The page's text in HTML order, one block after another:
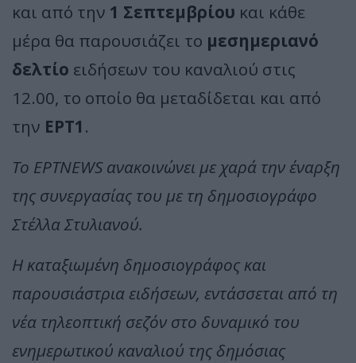
και από την 1 Σεπτεμβρίου και κάθε
μέρα θα παρουσιάζει το μεσημεριανό
δελτίο ειδήσεων του καναλιού στις
12.00, το οποίο θα μεταδίδεται και από
την ΕΡΤ1 .
To ΕΡΤNEWS ανακοινώνει με χαρά την έναρξη
της συνεργασίας του με τη δημοσιογράφο
Στέλλα Στυλιανού.
Η καταξιωμένη δημοσιογράφος και
παρουσιάστρια ειδήσεων, εντάσσεται από τη
νέα τηλεοπτική σεζόν στο δυναμικό του
ενημερωτικού καναλιού της δημόσιας